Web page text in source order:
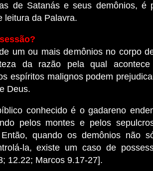
de Satanás e seus demônios, é
leitura da Palavra.
um ou mais demônios no corpo
da razão pela qual
espíritos malignos podem
Deus.
conhecido é o gadareno
pelos montes e pelos
Então, quando os demônios não
la, existe um caso de
12.22; Marcos 9.17-27].